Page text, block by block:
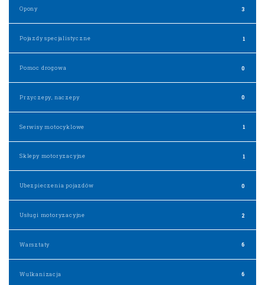
Opony 3
Pojazdy specjalistyczne 1
Pomoc drogowa 0
Przyczepy, naczepy 0
Serwisy motocyklowe 1
Sklepy motoryzacyjne 1
Ubezpieczenia pojazdów 0
Usługi motoryzacyjne 2
Warsztaty 6
Wulkanizacja 6